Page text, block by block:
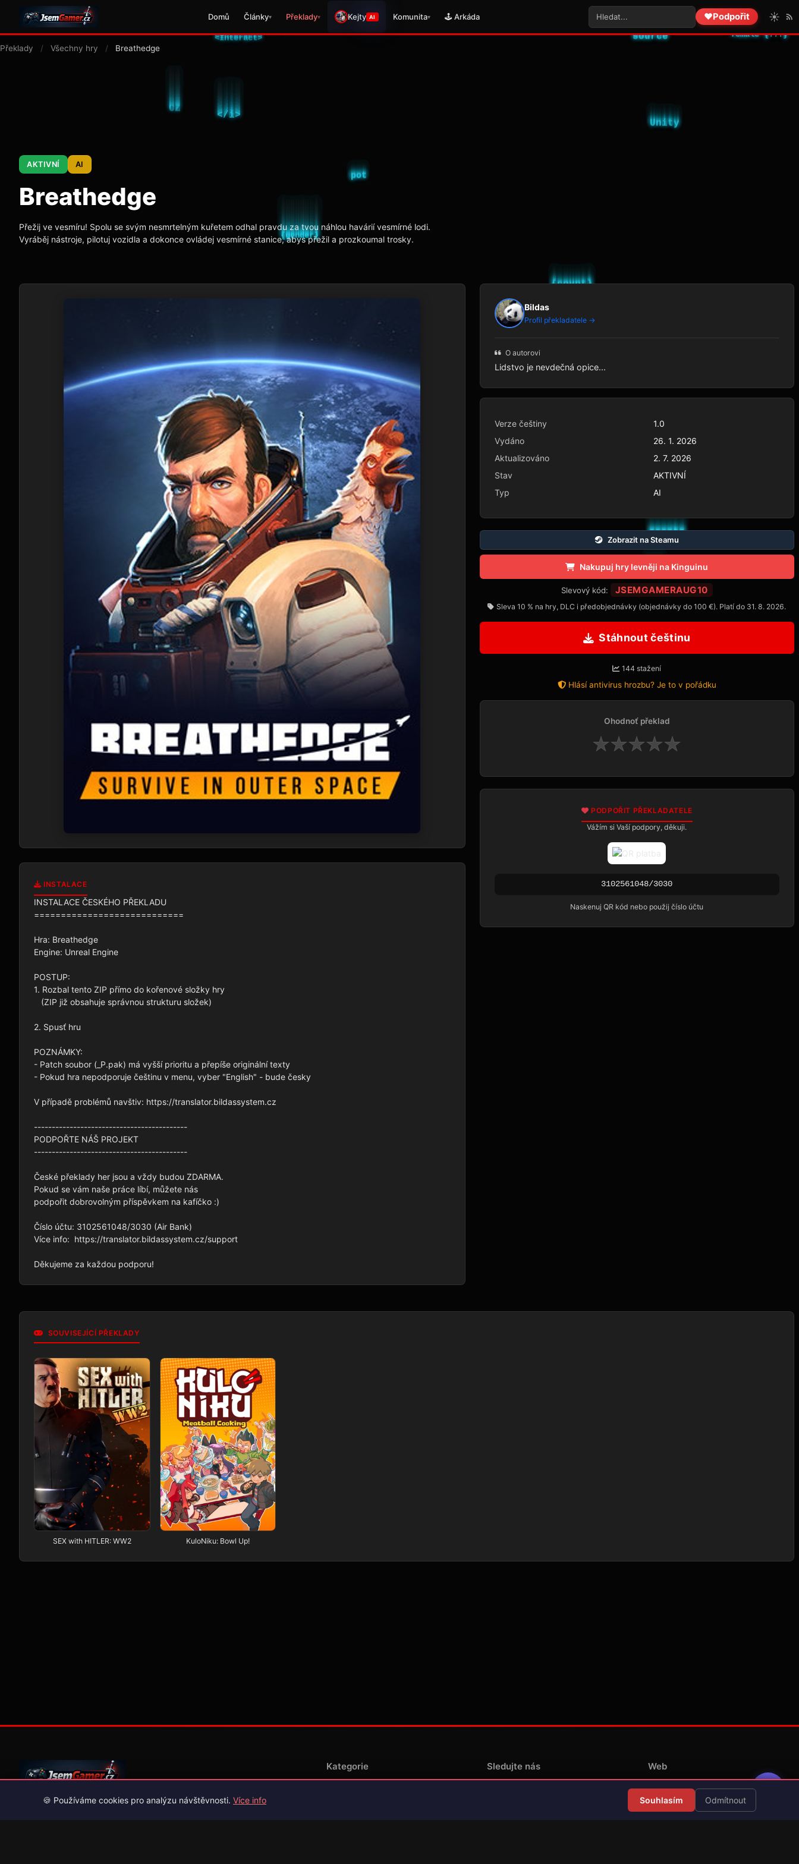
Domů Články▾ Překlady▾ Kejty AI Komunita▾ 🕹️ Arkáda ❤️Podpořit ☀️
Překlady / Všechny hry / Breathedge
AKTIVNÍ AI
Breathedge
Přežij ve vesmíru! Spolu se svým nesmrtelným kuřetem odhal pravdu za tvou náhlou havárií vesmírné lodi.
Vyráběj nástroje, pilotuj vozidla a dokonce ovládej vesmírné stanice, abys přežil a prozkoumal trosky.
INSTALACE
INSTALACE ČESKÉHO PŘEKLADU
============================
Hra: Breathedge
Engine: Unreal Engine
POSTUP:
1. Rozbal tento ZIP přímo do kořenové složky hry
2. Spusť hru
POZNÁMKY:
- Patch soubor (_P.pak) má vyšší prioritu a přepíše originální texty
- Pokud hra nepodporuje češtinu v menu, vyber "English" - bude česky
V případě problémů navštiv: https://translator.bildassystem.cz
-------------------------------------------
PODPOŘTE NÁŠ PROJEKT
-------------------------------------------
České překlady her jsou a vždy budou ZDARMA.
Pokud se vám naše práce líbí, můžete nás
podpořit dobrovolným příspěvkem na kafíčko :)
Číslo účtu: 3102561048/3030 (Air Bank)
Více info:  https://translator.bildassystem.cz/support
Bildas
Profil překladatele →
O autorovi
Lidstvo je nevdečná opice...
Verze češtiny
1.0
Vydáno
26. 1. 2026
Aktualizováno
2. 7. 2026
Stav
AKTIVNÍ
Typ
AI
Zobrazit na Steamu
Nakupuj hry levněji na Kinguinu
Slevový kód: JSEMGAMERAUG10
Sleva 10 % na hry, DLC i předobjednávky (objednávky do 100 €). Platí do 31. 8. 2026.
Stáhnout češtinu
144 stažení
Hlásí antivirus hrozbu? Je to v pořádku
Ohodnoť překlad
★★★★★
PODPOŘIT PŘEKLADATELE
Vážím si Vaší podpory, děkuji.
3102561048/3030
Naskenuj QR kód nebo použij číslo účtu
SOUVISEJÍCÍ PŘEKLADY
SEX with HITLER: WW2 KuloNiku: Bowl Up!
Váš průvodce světem videoher. Novinky, recenze a česko-slovenské
Kategorie Sledujte nás Web
Redakce
Překlady her
🍪 Používáme cookies pro analýzu návštěvnosti. Více info Souhlasím Odmítnout